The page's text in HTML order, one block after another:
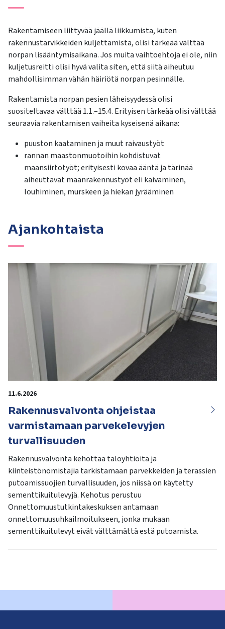
Rakentamiseen liittyvää jäällä liikkumista, kuten
rakennustarvikkeiden kuljettamista, olisi tärkeää välttää
norpan lisääntymisaikana. Jos muita vaihtoehtoja ei ole, niin
kuljetusreitti olisi hyvä valita siten, että siitä aiheutuu
mahdollisimman vähän häiriötä norpan pesinnälle.
Rakentamista norpan pesien läheisyydessä olisi
suositeltavaa välttää 1.1.–15.4. Erityisen tärkeää olisi välttää
seuraavia rakentamisen vaiheita kyseisenä aikana:
puuston kaataminen ja muut raivaustyöt
rannan maastonmuotoihin kohdistuvat
maansiirtotyöt; erityisesti kovaa ääntä ja tärinää
aiheuttavat maanrakennustyöt eli kaivaminen,
louhiminen, murskeen ja hiekan jyrääminen
Ajankohtaista
11.6.2026
Rakennusvalvonta ohjeistaa
varmistamaan parvekelevyjen
turvallisuuden
Rakennusvalvonta kehottaa taloyhtiöitä ja
kiinteistönomistajia tarkistamaan parvekkeiden ja terassien
putoamissuojien turvallisuuden, jos niissä on käytetty
sementtikuitulevyjä. Kehotus perustuu
Onnettomuustutkintakeskuksen antamaan
onnettomuusuhkailmoitukseen, jonka mukaan
sementtikuitulevyt eivät välttämättä estä putoamista.